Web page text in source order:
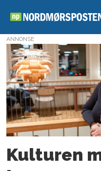
Tag:
ANNONSE
Kulturen